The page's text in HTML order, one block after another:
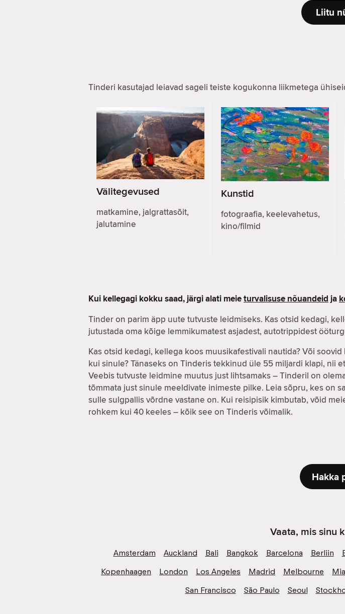
Liitu
Tinderi kasutajad leiavad sageli teiste kogukonna liikmetega
Välitegevused
matkamine, jalgrattasõit,
jalutamine
Kunstid
fotograafia, keelevahetus,
kino/filmid
Kui kellegagi kokku saad, järgi alati meieturvalisuse nõuandeidja
Tinder on parim äpp uute tutvuste leidmiseks. Kas otsid kedagi,
jutustada oma kõige lemmikumatest asjadest, autotrippidest
Kas otsid kedagi, kellega koos muusikafestivali nautida? Või
kui sinule? Tänaseks on Tinderis tekkinud üle 55 miljardi klapi, nii
Veebis tutvuste leidmine muutus just lihtsamaks – Tinderil on
tõmmata just sinule meeldivate inimeste pilke. Leia sõpru, kes on
sulle sulgpallis võrdne vastane on. Kui reisipisik kimbutab, võid
rohkem kui 40 keeles – kõik see on Tinderis võimalik.
Hakka
Vaata, mis sinu
Amsterdam Auckland Bali Bangkok Barcelona Berliin
Kopenhaagen
London Los Angeles Madrid Melbourne
San Francisco
São Paulo Seoul